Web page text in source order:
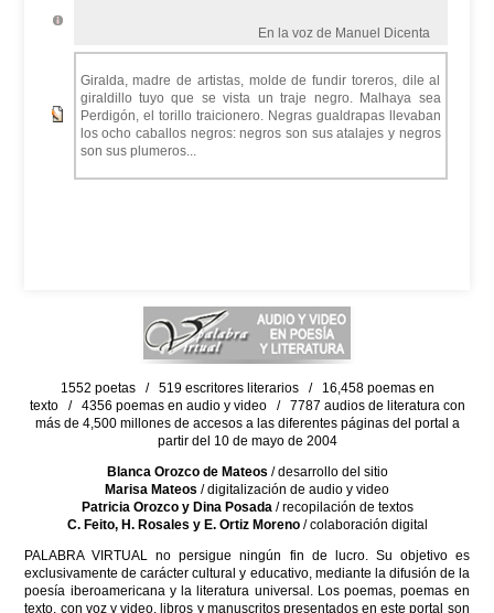
En la voz de Manuel Dicenta
Giralda, madre de artistas, molde de fundir toreros, dile al
giraldillo tuyo que se vista un traje negro. Malhaya sea
Perdigón, el torillo traicionero. Negras gualdrapas llevaban
los ocho caballos negros: negros son sus atalajes y negros
son sus plumeros...
1552 poetas / 519 escritores literarios / 16,458 poemas en
texto / 4356 poemas en audio y video / 7787 audios de literatura con
más de 4,500 millones de accesos a las diferentes páginas del portal a
partir del 10 de mayo de 2004
Blanca Orozco de Mateos / desarrollo del sitio
Marisa Mateos / digitalización de audio y video
Patricia Orozco y Dina Posada/ recopilación de textos
C. Feito, H. Rosales y E. Ortiz Moreno/ colaboración digital
PALABRA VIRTUAL no persigue ningún fin de lucro. Su objetivo es
exclusivamente de carácter cultural y educativo, mediante la difusión de la
poesía iberoamericana y la literatura universal. Los poemas, poemas en
texto, con voz y video, libros y manuscritos presentados en este portal son